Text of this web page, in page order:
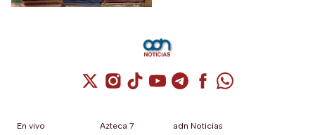
Cuenta de X / Twitter (se abre en una
Cuenta de Instagram (se abre en una
Cuenta de TikTok (se abre en
Cuenta de YouTube (se abre
Cuenta de Telegram (se
Cuenta de
Cuenta de
En vivo
Azteca 7
adn Noticias